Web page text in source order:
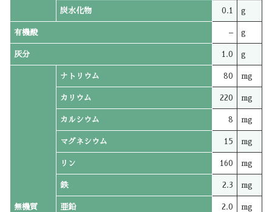
炭水化物 0.1 g
有機酸 – g
灰分 1.0 g
無機質
ナトリウム 80 mg
カリウム 220 mg
カルシウム 8 mg
マグネシウム 15 mg
リン 160 mg
鉄 2.3 mg
亜鉛 2.0 mg